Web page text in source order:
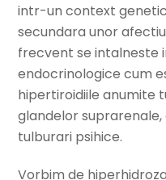
intr-un context
secundara unor
frecvent se intalneste
endocrinologice cum
hipertiroidiile anumite
glandelor
tulburari psihice.
Vorbim de